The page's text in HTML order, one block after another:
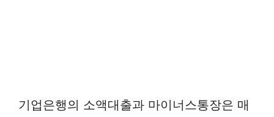
기업은행의 소액대출과 마이너스통장은 매